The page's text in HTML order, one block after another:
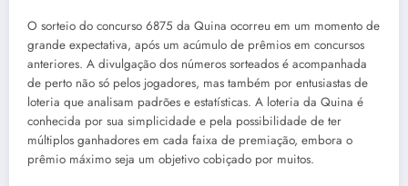
O sorteio do concurso 6875 da Quina ocorreu em um momento de
grande expectativa, após um acúmulo de prêmios em concursos
anteriores. A divulgação dos números sorteados é acompanhada
de perto não só pelos jogadores, mas também por entusiastas de
loteria que analisam padrões e estatísticas. A loteria da Quina é
conhecida por sua simplicidade e pela possibilidade de ter
múltiplos ganhadores em cada faixa de premiação, embora o
prêmio máximo seja um objetivo cobiçado por muitos.